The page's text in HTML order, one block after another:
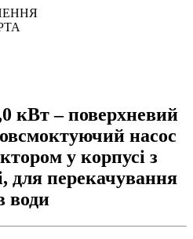
кВт – поверхневий
насос
у корпусі з
для перекачування
води